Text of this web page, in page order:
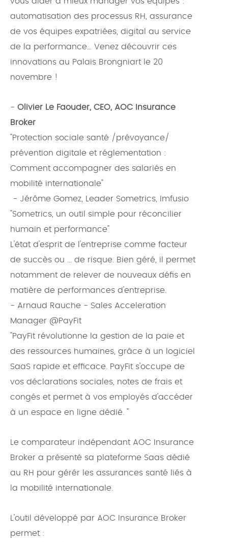
automatisation des processus RH, assurance
de vos équipes expatriées, digital au service
de la performance… Venez découvrir ces
innovations au Palais Brongniart le 20
novembre !
- Olivier Le Faouder, CEO, AOC Insurance
Broker
"Protection sociale santé /prévoyance/
prévention digitale et réglementation :
Comment accompagner des salariés en
mobilité internationale"
- Jérôme Gomez, Leader Sometrics, Imfusio
"Sometrics, un outil simple pour réconcilier
humain et performance"
L'état d'esprit de l'entreprise comme facteur
de succès ou ... de risque. Bien géré, il permet
notamment de relever de nouveaux défis en
matière de performances d'entreprise.
- Arnaud Rauche - Sales Acceleration
Manager @PayFit
"PayFit révolutionne la gestion de la paie et
des ressources humaines, grâce à un logiciel
SaaS rapide et efficace. PayFit s'occupe de
vos déclarations sociales, notes de frais et
congés et permet à vos employés d'accéder
à un espace en ligne dédié. "
Le comparateur indépendant AOC Insurance
Broker a présenté sa plateforme Saas dédié
au RH pour gérér les assurances santé liés à
la mobilité internationale.
L'outil développé par AOC Insurance Broker
permet :